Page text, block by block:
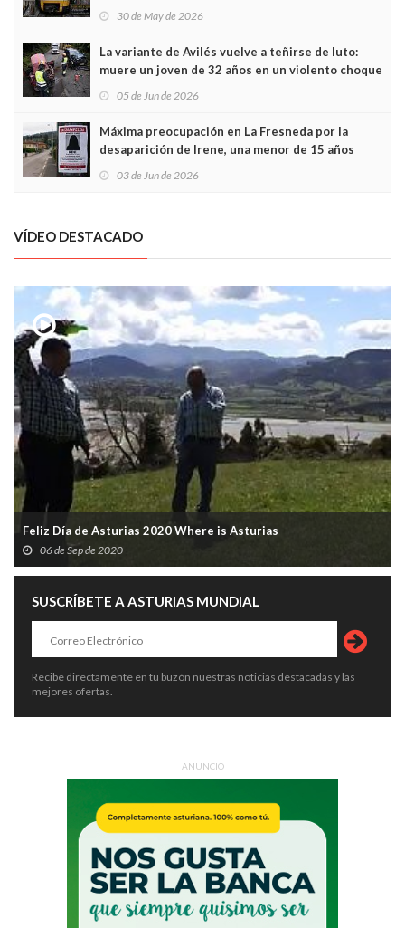
sobrecoste de los trenes que no cabían por los
30 de May de 2026
La variante de Avilés vuelve a teñirse de luto:
muere un joven de 32 años en un violento choque
frontal
05 de Jun de 2026
Máxima preocupación en La Fresneda por la
desaparición de Irene, una menor de 15 años
03 de Jun de 2026
VÍDEO DESTACADO
Feliz Día de Asturias 2020 Where is Asturias
06 de Sep de 2020
SUSCRÍBETE A ASTURIAS MUNDIAL
Recibe directamente en tu buzón nuestras noticias destacadas y las
mejores ofertas.
ANUNCIO